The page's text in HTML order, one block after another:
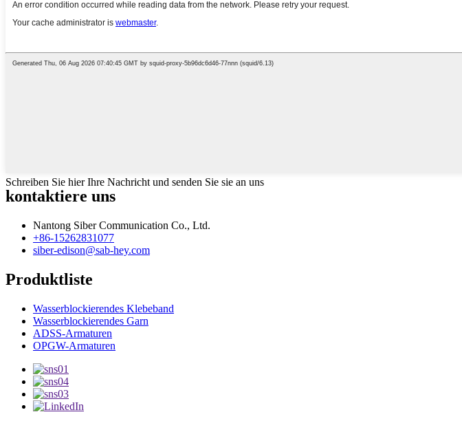
Schreiben Sie hier Ihre Nachricht und senden Sie sie an uns
kontaktiere uns
Nantong Siber Communication Co., Ltd.
+86-15262831077
siber-edison@sab-hey.com
Produktliste
Wasserblockierendes Klebeband
Wasserblockierendes Garn
ADSS-Armaturen
OPGW-Armaturen